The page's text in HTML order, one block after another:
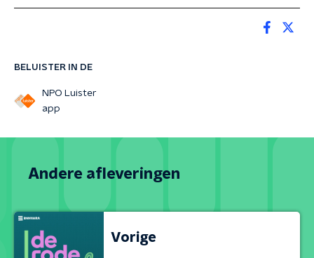
BELUISTER IN DE
NPO Luister
app
Andere afleveringen
Vorige